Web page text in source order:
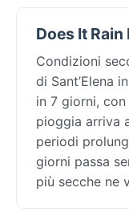
Does It Rain
Condizioni
di Sant’Elena
in 7 giorni,
pioggia arriva
periodi
giorni passa
più secche ne